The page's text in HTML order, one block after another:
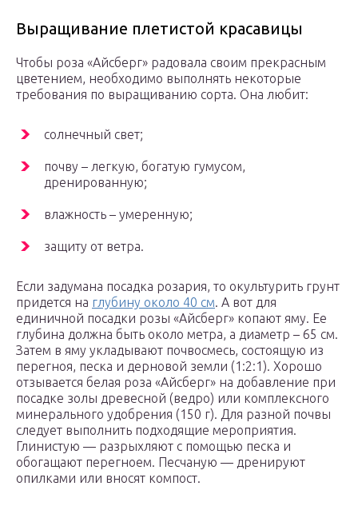
Выращивание плетистой красавицы
Чтобы роза «Айсберг» радовала своим прекрасным
цветением, необходимо выполнять некоторые
требования по выращиванию сорта. Она любит:
солнечный свет;
почву – легкую, богатую гумусом,
дренированную;
влажность – умеренную;
защиту от ветра.
Если задумана посадка розария, то окультурить грунт
придется на глубину около 40 см. А вот для
единичной посадки розы «Айсберг» копают яму. Ее
глубина должна быть около метра, а диаметр – 65 см.
Затем в яму укладывают почвосмесь, состоящую из
перегноя, песка и дерновой земли (1:2:1). Хорошо
отзывается белая роза «Айсберг» на добавление при
посадке золы древесной (ведро) или комплексного
минерального удобрения (150 г). Для разной почвы
следует выполнить подходящие мероприятия.
Глинистую — разрыхляют с помощью песка и
обогащают перегноем. Песчаную — дренируют
опилками или вносят компост.